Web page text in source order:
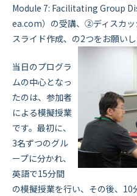
Module 7: Facilitating Group
ea.com）の受講、②ディスカ
スライド作成、の2つをお願いし
当日のプログラ
ムの中心となっ
たのは、参加者
による模擬授業
です。最初に、
3名ずつのグル
ープに分かれ、
英語で15分間
の模擬授業を行い、その後、